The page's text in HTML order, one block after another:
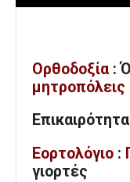
Ορθοδοξία :
μητροπόλεις
Επικαιρότητα
Εορτολόγιο :
γιορτές